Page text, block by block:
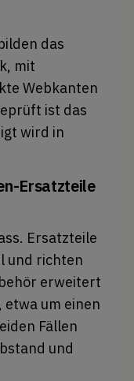
das
mit
Webkanten
ist das
wird in
Ersatzteile
Ersatzteile
und richten
erweitert
um einen
Fällen
und